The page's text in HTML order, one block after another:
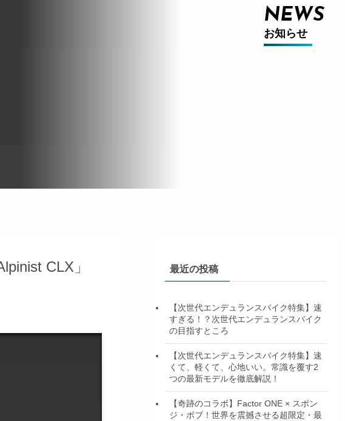
NEWS
お知らせ
CLX」
最近の投稿
【次世代エンデュランスバイク特集】速
すぎる！？次世代エンデュランスバイク
の目指すところ
【次世代エンデュランスバイク特集】速
くて、軽くて、心地いい。常識を覆す2
つの最新モデルを徹底解説！
【奇跡のコラボ】Factor ONE × スポン
ジ・ボブ！世界を震撼させる超限定・最